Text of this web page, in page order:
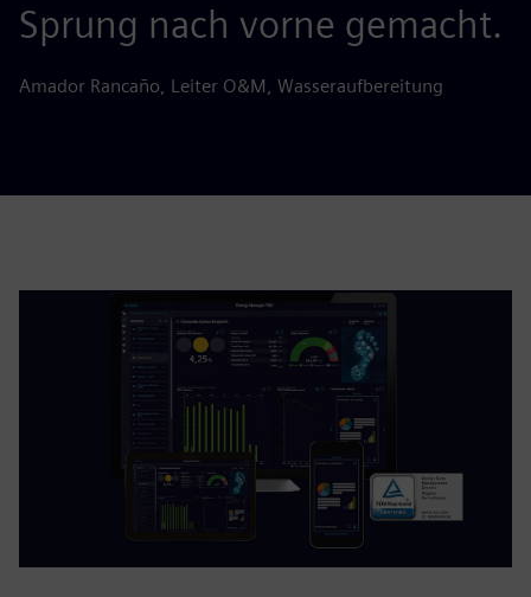
Sprung nach vorne gemacht.
Amador Rancaño, Leiter O&M, Wasseraufbereitung